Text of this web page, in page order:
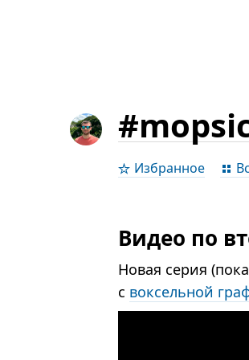
Избранное
Видео по
Новая серия
с воксельной